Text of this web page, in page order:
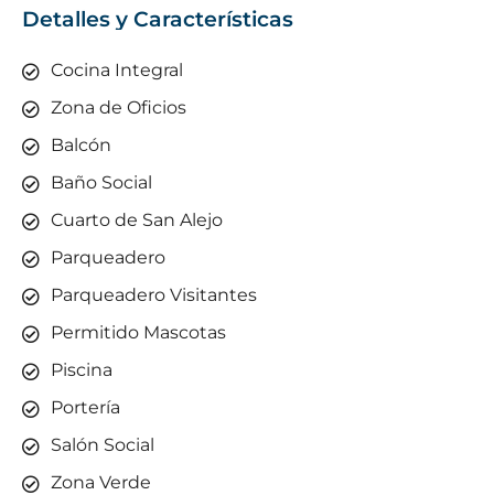
Detalles y Características
Cocina Integral
Zona de Oficios
Balcón
Baño Social
Cuarto de San Alejo
Parqueadero
Parqueadero Visitantes
Permitido Mascotas
Piscina
Portería
Salón Social
Zona Verde